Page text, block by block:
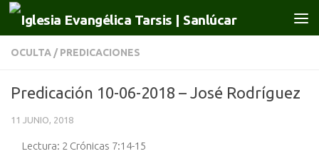
Saltar al contenido
OCULTA / PREDICACIONES
Predicación 10-06-2018 – José Rodríguez
11 JUNIO, 2018
Lectura: 2 Crónicas 7:14-15